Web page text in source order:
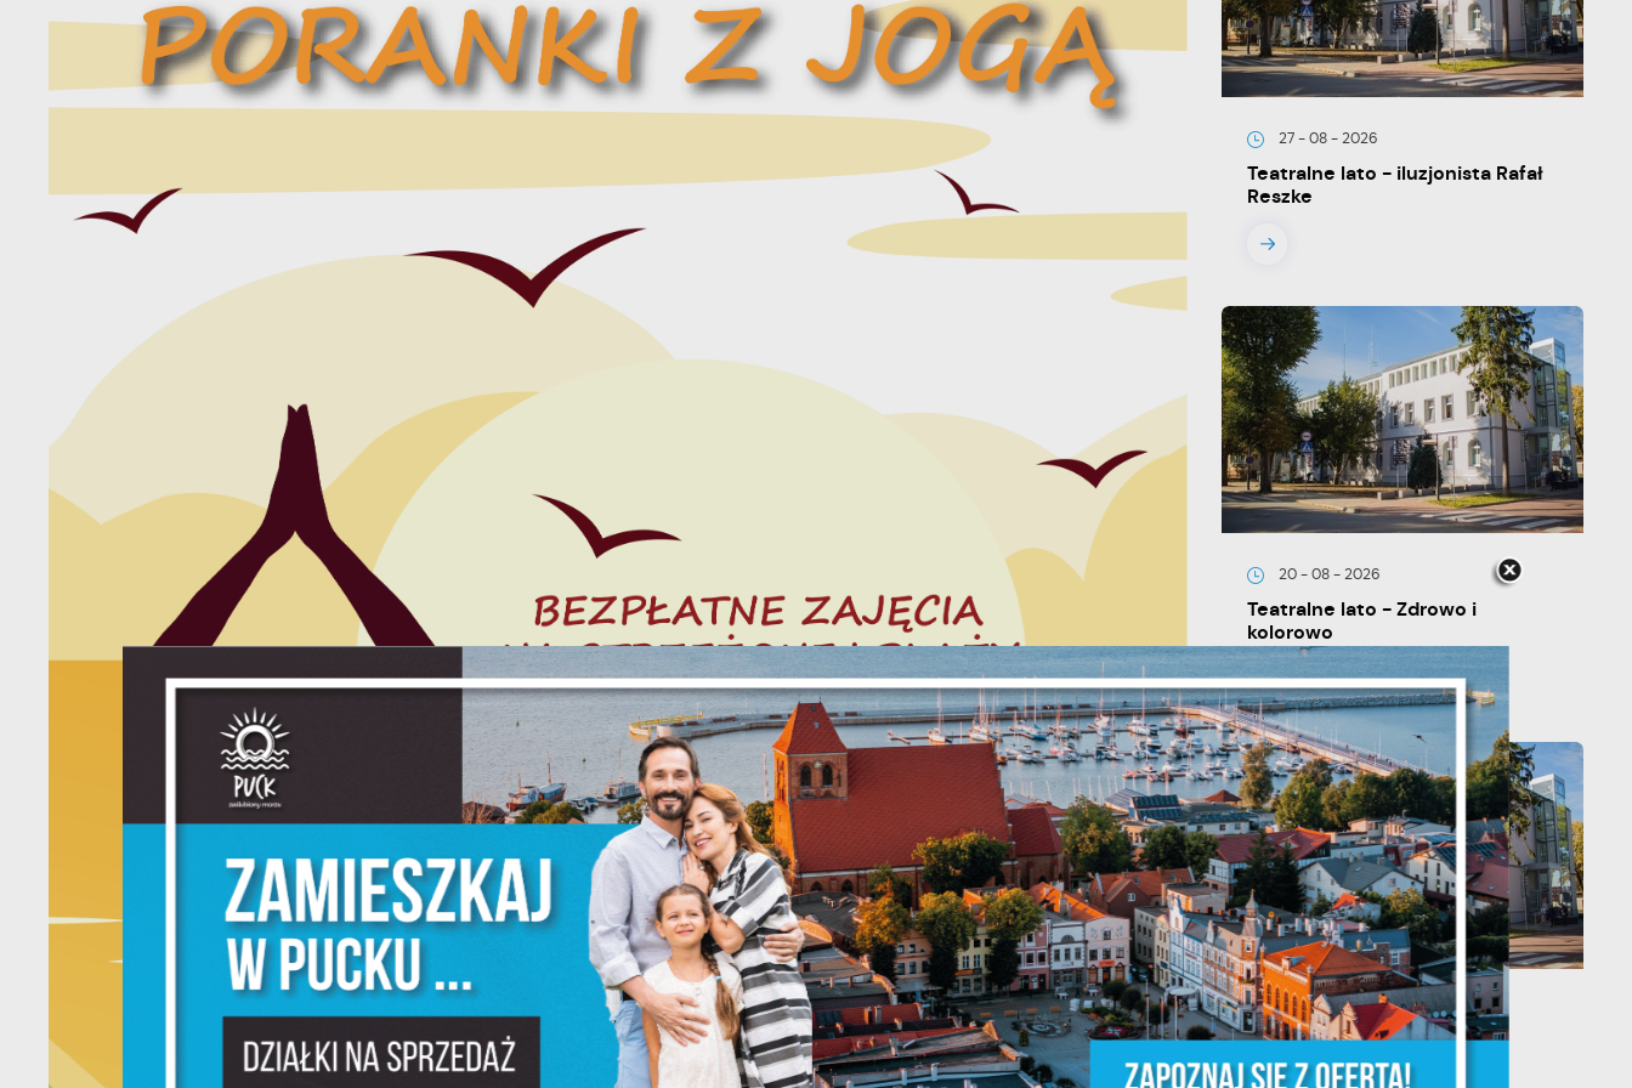
27 - 08 - 2026
Teatralne lato - iluzjonista Rafał
Reszke
20 - 08 - 2026
Teatralne lato - Zdrowo i
kolorowo
13 - 08 - 2026
Teatralne lato - Roszpunka
Ustawienia
Szanujemy Twoją prywatność. Możesz zmienić ustawienia cookies lub zaakceptować je
wszystkie. W dowolnym momencie możesz dokonać zmiany swoich ustawień.
Niezbędne
Niezbędne pliki cookies służą do prawidłowego funkcjonowania strony internetowej i
umożliwiają Ci komfortowe korzystanie z oferowanych przez nas usług.
Pliki cookies odpowiadają na podejmowane przez Ciebie działania w celu m.in.
dostosowania Twoich ustawień preferencji prywatności, logowania czy wypełniania
formularzy. Dzięki plikom cookies strona, z której korzystasz, może działać bez zakłóceń.
Funkcjonalne i personalizacyjne
Tego typu pliki cookies umożliwiają stronie internetowej zapamiętanie wprowadzonych
przez Ciebie ustawień oraz personalizację określonych funkcjonalności czy
prezentowanych treści.
Dzięki tym plikom cookies możemy zapewnić Ci większy komfort korzystania z